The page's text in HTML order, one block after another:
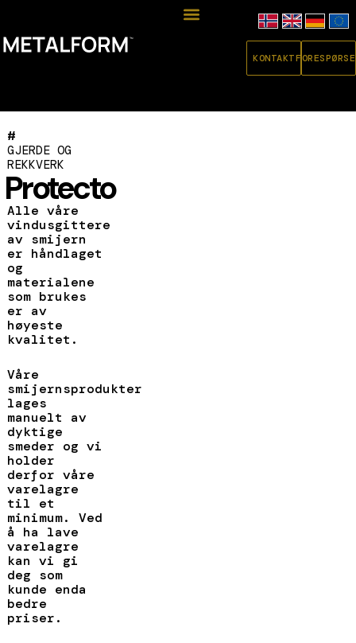
KONTAKT
#
GJERDE OG
REKKVERK
Protecto
Alle våre
vindusgittere
av smijern
er håndlaget
og
materialene
som brukes
er av
høyeste
kvalitet.
Våre
smijernsprodukter
lages
manuelt av
dyktige
smeder og vi
holder
derfor våre
varelagre
til et
minimum. Ved
å ha lave
varelagre
kan vi gi
deg som
kunde enda
bedre
priser.